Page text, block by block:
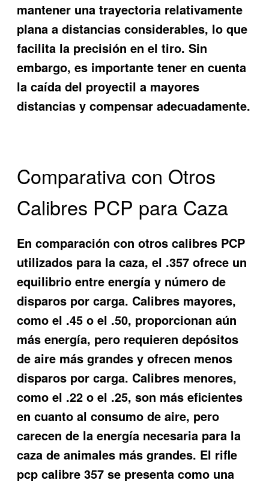
mantener una trayectoria relativamente
plana a distancias considerables, lo que
facilita la precisión en el tiro. Sin
embargo, es importante tener en cuenta
la caída del proyectil a mayores
distancias y compensar adecuadamente.
Comparativa con Otros
Calibres PCP para Caza
En comparación con otros calibres PCP
utilizados para la caza, el .357 ofrece un
equilibrio entre energía y número de
disparos por carga. Calibres mayores,
como el .45 o el .50, proporcionan aún
más energía, pero requieren depósitos
de aire más grandes y ofrecen menos
disparos por carga. Calibres menores,
como el .22 o el .25, son más eficientes
en cuanto al consumo de aire, pero
carecen de la energía necesaria para la
caza de animales más grandes. El rifle
pcp calibre 357 se presenta como una